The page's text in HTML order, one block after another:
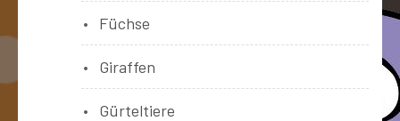
Füchse
Giraffen
Gürteltiere